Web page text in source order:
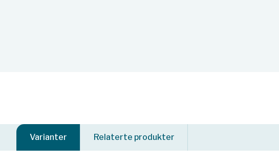
Varianter Relaterte produkter